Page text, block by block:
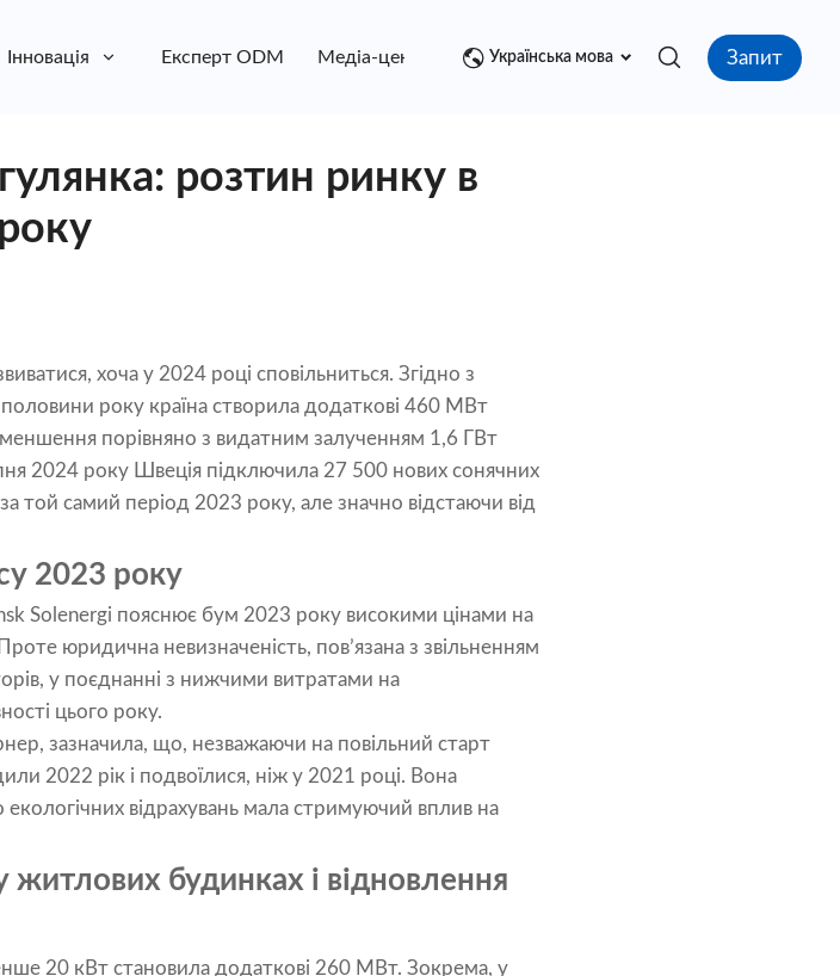
Інновація Експерт ODM Медіа-центр контакт
Українська мова Запит
розтин ринку в
хоча у 2024 році сповільниться. Згідно з
року країна створила додаткові 460 МВт
порівняно з видатним залученням 1,6 ГВт
2024 року Швеція підключила 27 500 нових сонячних
той самий період 2023 року, але значно відстаючи від
2023 року
Solenergi пояснює бум 2023 року високими цінами на
юридична невизначеність, пов’язана з звільненням
у поєднанні з нижчими витратами на
цього року.
зазначила, що, незважаючи на повільний старт
2022 рік і подвоїлися, ніж у 2021 році. Вона
відрахувань мала стримуючий вплив на
житлових будинках і відновлення
20 кВт становила додаткові 260 МВт. Зокрема, у